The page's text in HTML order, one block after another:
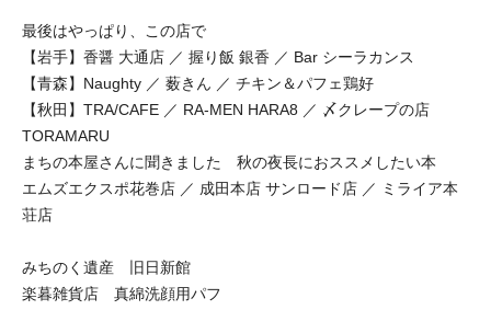
最後はやっぱり、この店で
【岩手】香醤 大通店 ／ 握り飯 銀香 ／ Bar シーラカンス
【青森】Naughty ／ 薮きん ／ チキン＆パフェ鶏好
【秋田】TRA/CAFE ／ RA-MEN HARA8 ／ 〆クレープの店
TORAMARU
まちの本屋さんに聞きました 秋の夜長におススメしたい本
エムズエクスポ花巻店 ／ 成田本店 サンロード店 ／ ミライア本
荘店
みちのく遺産 旧日新館
楽暮雑貨店 真綿洗顔用パフ